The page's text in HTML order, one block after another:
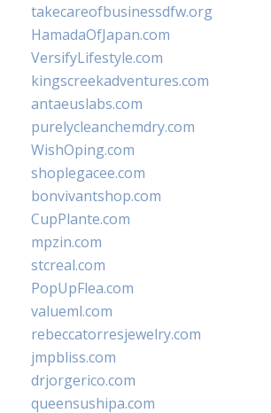
takecareofbusinessdfw.org
HamadaOfJapan.com
VersifyLifestyle.com
kingscreekadventures.com
antaeuslabs.com
purelycleanchemdry.com
WishOping.com
shoplegacee.com
bonvivantshop.com
CupPlante.com
mpzin.com
stcreal.com
PopUpFlea.com
valueml.com
rebeccatorresjewelry.com
jmpbliss.com
drjorgerico.com
queensushipa.com